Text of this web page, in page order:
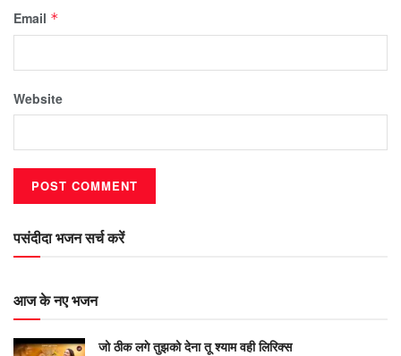
Email *
Website
पसंदीदा भजन सर्च करें
आज के नए भजन
जो ठीक लगे तुझको देना तू श्याम वही लिरिक्स